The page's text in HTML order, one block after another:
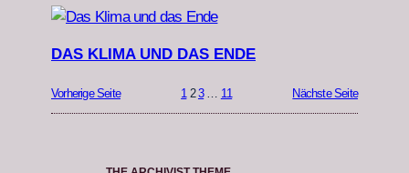
DAS KLIMA UND DAS ENDE
Vorherige Seite 1 2 3 11 Nächste Seite